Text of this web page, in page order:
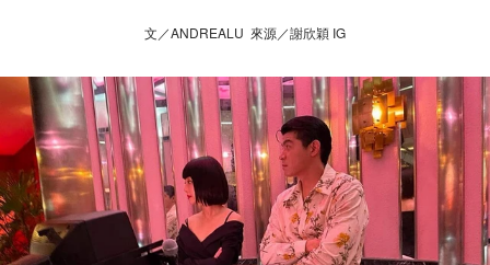
文／ANDREALU 來源／謝欣穎 IG